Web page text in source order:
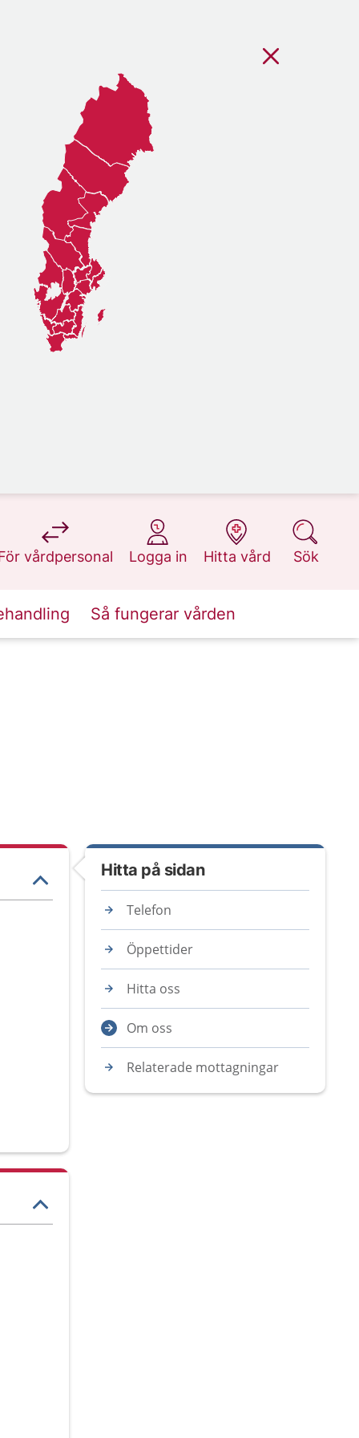
vårdpersonal
på 1177.se
Logga in
på 1177.se
Hitta vård
på 1177.se
Sök
på 1177.se
Så fungerar vården
Hitta på sidan
Telefon
Öppettider
Hitta oss
Om oss
Relaterade mottagningar